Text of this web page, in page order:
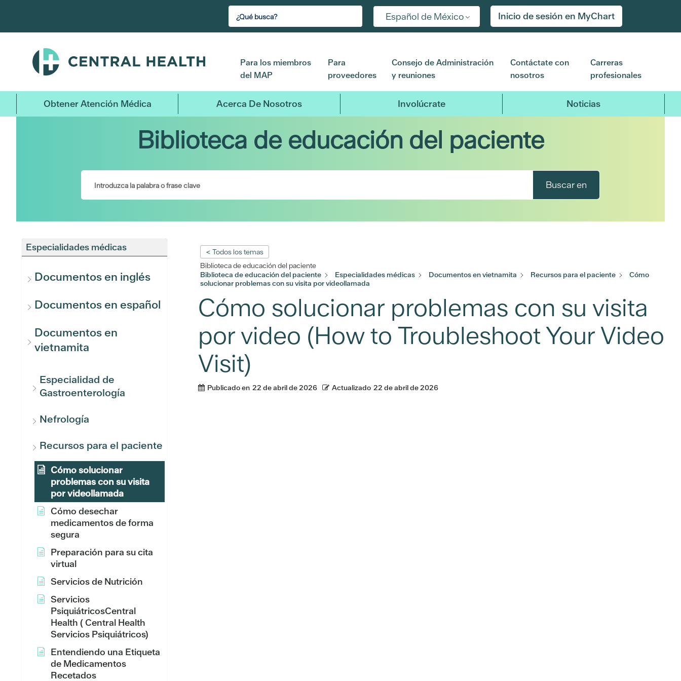
contenido
Español de México Inicio de sesión en MyChart
Para los miembros
del MAP
Para
proveedores
Consejo de Administración
y reuniones
Contáctate con
nosotros
Carreras
profesionales
Obtener Atención Médica Acerca De Nosotros Involúcrate Noticias
Biblioteca de educación del paciente
Buscar en
Especialidades médicas
Documentos en inglés
Documentos en español
Documentos en
vietnamita
Especialidad de
Gastroenterología
Nefrología
Recursos para el paciente
Cómo solucionar
problemas con su visita
por videollamada
Cómo desechar
medicamentos de forma
segura
Preparación para su cita
virtual
Servicios de Nutrición
Servicios
PsiquiátricosCentral
Health ( Central Health
Servicios Psiquiátricos)
Entendiendo una Etiqueta
de Medicamentos
Recetados
< Todos los temas
Biblioteca de educación del paciente
Biblioteca de educación del paciente
Especialidades médicas Documentos en vietnamita Recursos para el paciente
Cómo
solucionar problemas con su visita por videollamada
Cómo solucionar problemas con su visita
por video (How to Troubleshoot Your Video
Visit)
Publicado en 22 de abril de 2026 Actualizado 22 de abril de 2026